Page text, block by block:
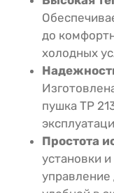
до
холодных
пушка TP
Простота
установки